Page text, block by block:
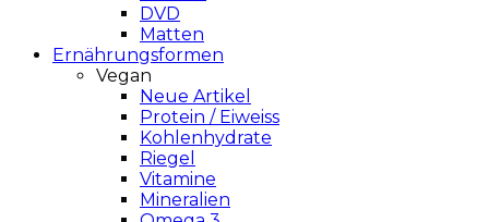
DVD
Matten
Ernährungsformen
Vegan
Neue Artikel
Protein / Eiweiss
Kohlenhydrate
Riegel
Vitamine
Mineralien